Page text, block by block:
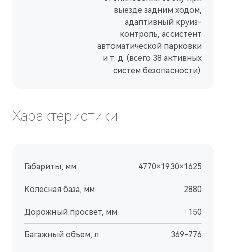
выезде задним ходом,
адаптивный круиз-
контроль, ассистент
автоматической парковки
и т. д. (всего 38 активных
систем безопасности).
Характеристики
Габариты, мм 4770×1930×1625
Колесная база, мм 2880
Дорожный просвет, мм 150
Багажный объем, л 369-776